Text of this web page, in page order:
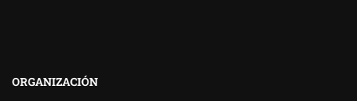
ORGANIZACIÓN